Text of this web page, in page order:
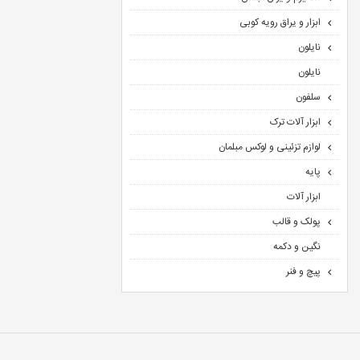
ابزار و یراق رویه کوبی
نایلون
نایلون
سلفون
ابزار آلات ترک
لوازم تزئینی و لوکس مبلمان
پایه
ابزار آلات
پولک و قالب
نگین و دکمه
پیچ و فنر